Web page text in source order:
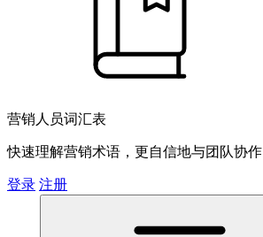
营销人员词汇表
快速理解营销术语，更自信地与团队协作
登录 注册